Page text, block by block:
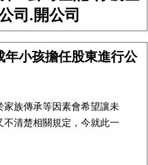
司.開公司
年小孩擔任股東進行公
族傳承等因素會希望讓未
不清楚相關規定，今就此一